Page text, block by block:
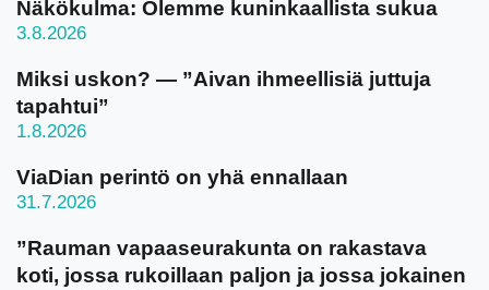
Näkökulma: Olemme kuninkaallista sukua
3.8.2026
Miksi uskon? — ”Aivan ihmeellisiä juttuja
tapahtui”
1.8.2026
ViaDian perintö on yhä ennallaan
31.7.2026
”Rauman vapaaseurakunta on rakastava
koti, jossa rukoillaan paljon ja jossa jokainen